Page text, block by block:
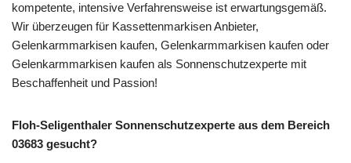
kompetente, intensive Verfahrensweise ist erwartungsgemäß.
Wir überzeugen für Kassettenmarkisen Anbieter,
Gelenkarmmarkisen kaufen, Gelenkarmmarkisen kaufen oder
Gelenkarmmarkisen kaufen als Sonnenschutzexperte mit
Beschaffenheit und Passion!
Floh-Seligenthaler Sonnenschutzexperte aus dem Bereich
03683 gesucht?